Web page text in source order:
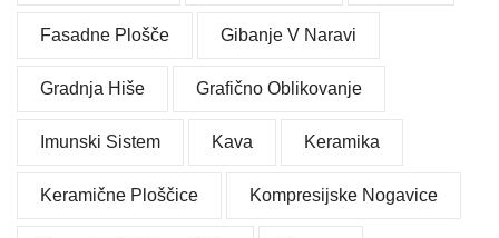
Fasadne Plošče Gibanje V Naravi
Gradnja Hiše Grafično Oblikovanje
Imunski Sistem Kava Keramika
Keramične Ploščice Kompresijske Nogavice